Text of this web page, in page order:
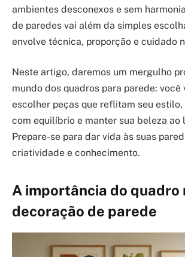
ambientes desconexos e sem
de paredes vai além da simples
envolve técnica, proporção e cuidado
Neste artigo, daremos um mergulho
mundo dos quadros para parede: você
escolher peças que reflitam seu
com equilíbrio e manter sua beleza ao
Prepare-se para dar vida às suas
criatividade e conhecimento.
A importância do quadro
decoração de parede